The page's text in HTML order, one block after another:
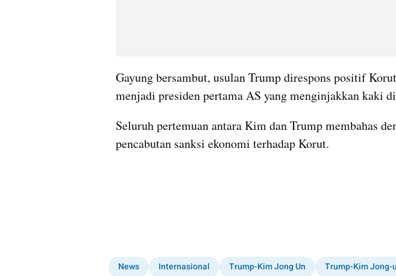
Gayung bersambut, usulan Trump direspons positif
menjadi presiden pertama AS yang menginjakkan kaki
Seluruh pertemuan antara Kim dan Trump membahas
pencabutan sanksi ekonomi terhadap Korut.
News Internasional Trump-Kim Jong Un Trump-Kim Jong-